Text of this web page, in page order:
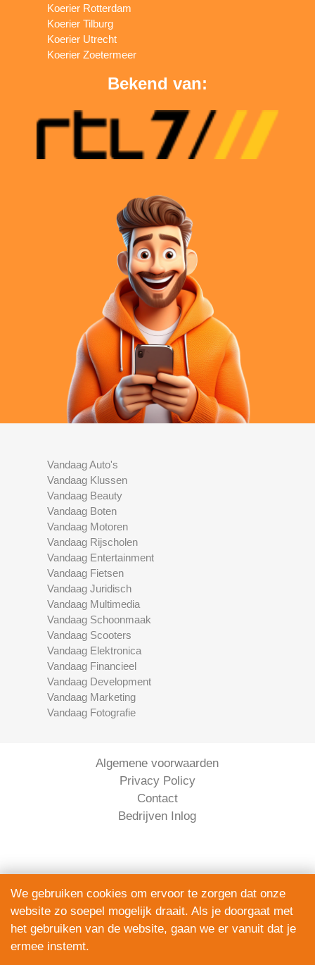
Koerier Rotterdam
Koerier Tilburg
Koerier Utrecht
Koerier Zoetermeer
Bekend van:
Vandaag Auto's
Vandaag Klussen
Vandaag Beauty
Vandaag Boten
Vandaag Motoren
Vandaag Rijscholen
Vandaag Entertainment
Vandaag Fietsen
Vandaag Juridisch
Vandaag Multimedia
Vandaag Schoonmaak
Vandaag Scooters
Vandaag Elektronica
Vandaag Financieel
Vandaag Development
Vandaag Marketing
Vandaag Fotografie
Algemene voorwaarden
Privacy Policy
Contact
Bedrijven Inlog
Serviceright Koeriers is onderdeel van
The Right Service B.V. | KVK 90914872
We gebruiken cookies om ervoor te zorgen dat onze
website zo soepel mogelijk draait. Als je doorgaat met
het gebruiken van de website, gaan we er vanuit dat je
ermee instemt.